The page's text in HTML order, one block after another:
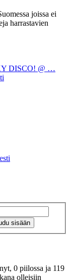
joissa ei
harrastavien
DISCO! @ …
0 piilossa ja 119
olleisiin